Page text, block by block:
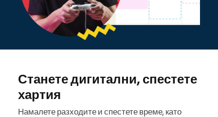
Станете дигитални, спестете
хартия
Намалете разходите и спестете време, като